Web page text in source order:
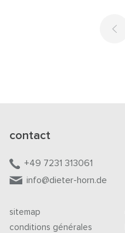
contact
+49 7231 313061
info@dieter-horn.de
sitemap
conditions générales